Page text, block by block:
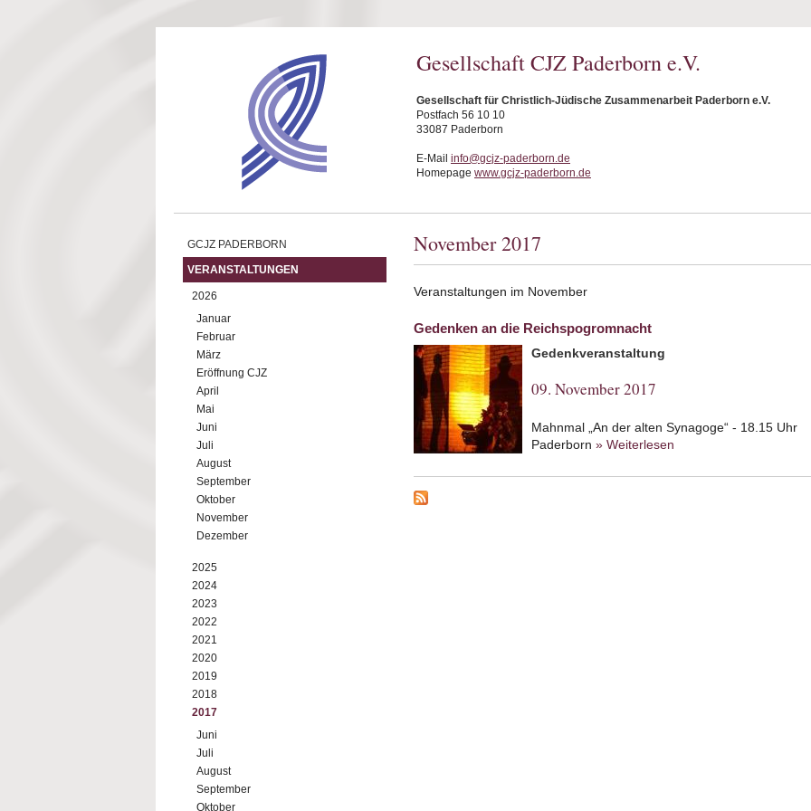
Gesellschaft CJZ Paderborn e.V.
Gesellschaft für Christlich-Jüdische Zusammenarbeit Paderborn e.V.
Postfach 56 10 10
33087 Paderborn
E-Mail info@gcjz-paderborn.de
Homepage www.gcjz-paderborn.de
GCJZ PADERBORN
VERANSTALTUNGEN
2026
Januar
Februar
März
Eröffnung CJZ
April
Mai
Juni
Juli
August
September
Oktober
November
Dezember
2025
2024
2023
2022
2021
2020
2019
2018
2017
Juni
Juli
August
September
Oktober
November 2017
Veranstaltungen im November
Gedenken an die Reichspogromnacht
Gedenkveranstaltung
09. November 2017
Mahnmal „An der alten Synagoge“ - 18.15 Uhr
Paderborn » Weiterlesen